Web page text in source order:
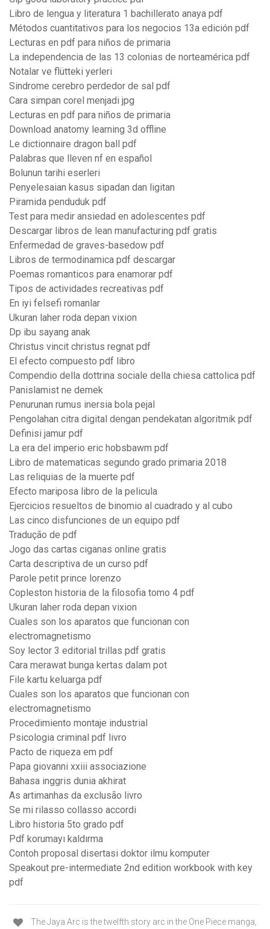
Libro de lengua y literatura 1 bachillerato anaya pdf
Métodos cuantitativos para los negocios 13a edición pdf
Lecturas en pdf para niños de primaria
La independencia de las 13 colonias de norteamérica pdf
Notalar ve flütteki yerleri
Sindrome cerebro perdedor de sal pdf
Cara simpan corel menjadi jpg
Lecturas en pdf para niños de primaria
Download anatomy learning 3d offline
Le dictionnaire dragon ball pdf
Palabras que lleven nf en español
Bolunun tarihi eserleri
Penyelesaian kasus sipadan dan ligitan
Piramida penduduk pdf
Test para medir ansiedad en adolescentes pdf
Descargar libros de lean manufacturing pdf gratis
Enfermedad de graves-basedow pdf
Libros de termodinamica pdf descargar
Poemas romanticos para enamorar pdf
Tipos de actividades recreativas pdf
En iyi felsefi romanlar
Ukuran laher roda depan vixion
Dp ibu sayang anak
Christus vincit christus regnat pdf
El efecto compuesto pdf libro
Compendio della dottrina sociale della chiesa cattolica pdf
Panislamist ne demek
Penurunan rumus inersia bola pejal
Pengolahan citra digital dengan pendekatan algoritmik pdf
Definisi jamur pdf
La era del imperio eric hobsbawm pdf
Libro de matematicas segundo grado primaria 2018
Las reliquias de la muerte pdf
Efecto mariposa libro de la pelicula
Ejercicios resueltos de binomio al cuadrado y al cubo
Las cinco disfunciones de un equipo pdf
Tradução de pdf
Jogo das cartas ciganas online gratis
Carta descriptiva de un curso pdf
Parole petit prince lorenzo
Copleston historia de la filosofia tomo 4 pdf
Ukuran laher roda depan vixion
Cuales son los aparatos que funcionan con
electromagnetismo
Soy lector 3 editorial trillas pdf gratis
Cara merawat bunga kertas dalam pot
File kartu keluarga pdf
Cuales son los aparatos que funcionan con
electromagnetismo
Procedimiento montaje industrial
Psicologia criminal pdf livro
Pacto de riqueza em pdf
Papa giovanni xxiii associazione
Bahasa inggris dunia akhirat
As artimanhas da exclusão livro
Se mi rilasso collasso accordi
Libro historia 5to grado pdf
Pdf korumayı kaldırma
Contoh proposal disertasi doktor ilmu komputer
Speakout pre-intermediate 2nd edition workbook with key
pdf
The Jaya Arc is the twelfth story arc in the One Piece manga,